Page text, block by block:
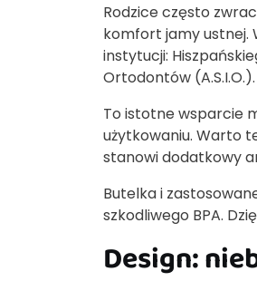
Rodzice często
komfort jamy ustnej.
instytucji:
Ortodontów (A.S.I.O.).
To istotne wsparcie
użytkowaniu. Warto
stanowi dodatkowy
Butelka i
szkodliwego BPA.
Design: